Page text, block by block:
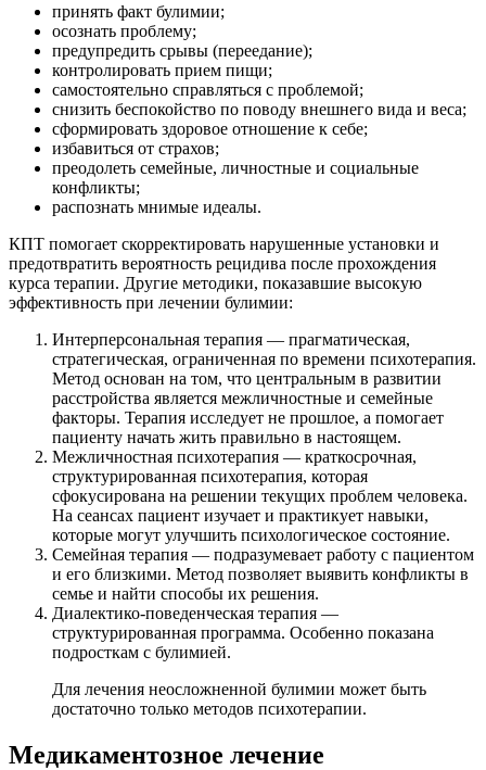
принять факт булимии;
осознать проблему;
предупредить срывы (переедание);
контролировать прием пищи;
самостоятельно справляться с проблемой;
снизить беспокойство по поводу внешнего вида и веса;
сформировать здоровое отношение к себе;
избавиться от страхов;
преодолеть семейные, личностные и социальные
конфликты;
распознать мнимые идеалы.
КПТ помогает скорректировать нарушенные установки и
предотвратить вероятность рецидива после прохождения
курса терапии. Другие методики, показавшие высокую
эффективность при лечении булимии:
Интерперсональная терапия — прагматическая,
стратегическая, ограниченная по времени психотерапия.
Метод основан на том, что центральным в развитии
расстройства является межличностные и семейные
факторы. Терапия исследует не прошлое, а помогает
пациенту начать жить правильно в настоящем.
Межличностная психотерапия — краткосрочная,
структурированная психотерапия, которая
сфокусирована на решении текущих проблем человека.
На сеансах пациент изучает и практикует навыки,
которые могут улучшить психологическое состояние.
Семейная терапия — подразумевает работу с пациентом
и его близкими. Метод позволяет выявить конфликты в
семье и найти способы их решения.
Диалектико-поведенческая терапия —
структурированная программа. Особенно показана
подросткам с булимией.
Для лечения неосложненной булимии может быть
достаточно только методов психотерапии.
Медикаментозное лечение